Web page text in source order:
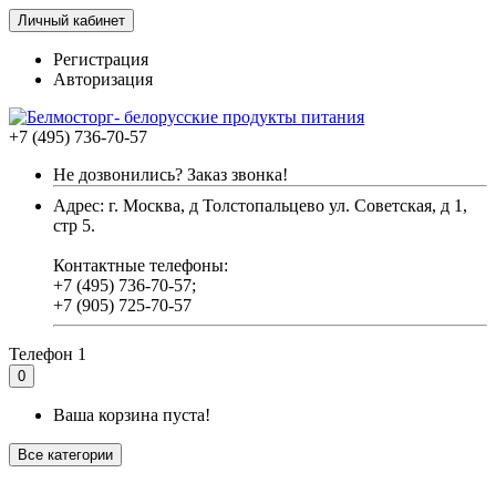
Личный кабинет
Регистрация
Авторизация
+7 (495) 736-70-57
Не дозвонились? Заказ звонка!
Адрес: г. Москва, д Толстопальцево ул. Советская, д 1,
стр 5.
Контактные телефоны:
+7 (495) 736-70-57;
+7 (905) 725-70-57
Телефон 1
0
Ваша корзина пуста!
Все категории